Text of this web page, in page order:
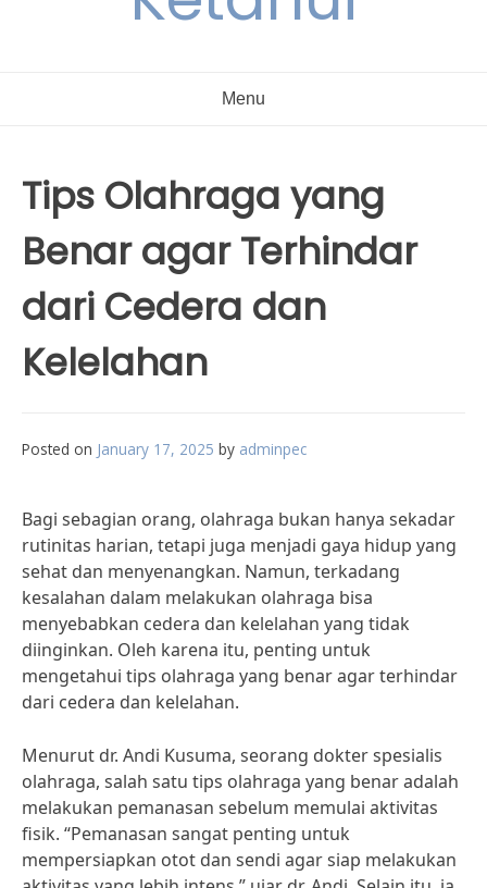
Menu
Tips Olahraga yang
Benar agar Terhindar
dari Cedera dan
Kelelahan
Posted on January 17, 2025 by adminpec
Bagi sebagian orang, olahraga bukan hanya sekadar
rutinitas harian, tetapi juga menjadi gaya hidup yang
sehat dan menyenangkan. Namun, terkadang
kesalahan dalam melakukan olahraga bisa
menyebabkan cedera dan kelelahan yang tidak
diinginkan. Oleh karena itu, penting untuk
mengetahui tips olahraga yang benar agar terhindar
dari cedera dan kelelahan.
Menurut dr. Andi Kusuma, seorang dokter spesialis
olahraga, salah satu tips olahraga yang benar adalah
melakukan pemanasan sebelum memulai aktivitas
fisik. “Pemanasan sangat penting untuk
mempersiapkan otot dan sendi agar siap melakukan